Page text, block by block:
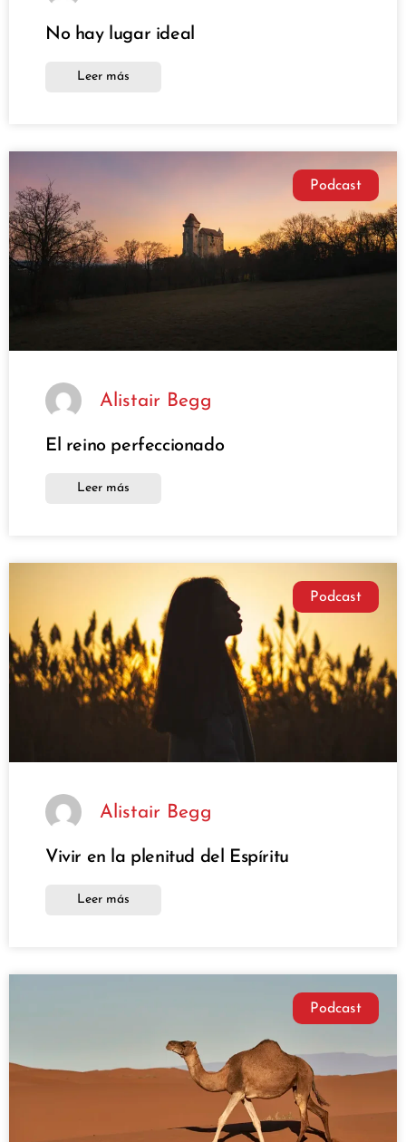
No hay lugar ideal
Leer más
Podcast
Alistair Begg
El reino perfeccionado
Leer más
Podcast
Alistair Begg
Vivir en la plenitud del Espíritu
Leer más
Podcast